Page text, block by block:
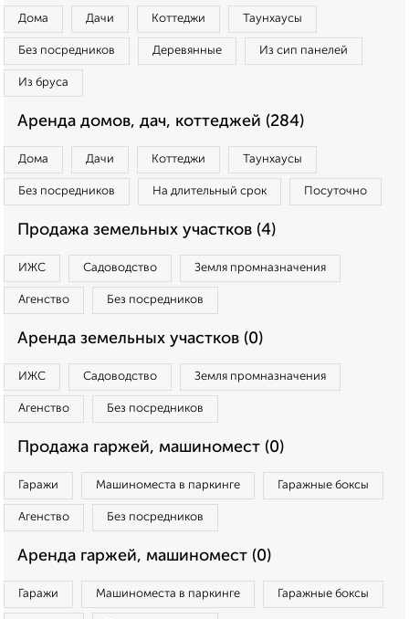
Дома Дачи Коттеджи Таунхаусы
Без посредников Деревянные Из сип панелей
Из бруса
Аренда домов, дач, коттеджей (284)
Дома Дачи Коттеджи Таунхаусы
Без посредников На длительный срок Посуточно
Продажа земельных участков (4)
ИЖС Садоводство Земля промназначения
Агенство Без посредников
Аренда земельных участков (0)
ИЖС Садоводство Земля промназначения
Агенство Без посредников
Продажа гаржей, машиномест (0)
Гаражи Машиноместа в паркинге Гаражные боксы
Агенство Без посредников
Аренда гаржей, машиномест (0)
Гаражи Машиноместа в паркинге Гаражные боксы